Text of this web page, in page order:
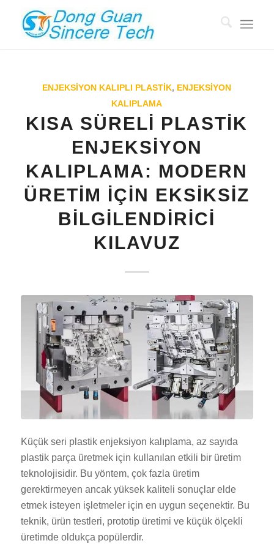
ENJEKSIYON KALIPLI PLASTIK, ENJEKSIYON
KALIPLAMA
KISA SÜRELI PLASTIK
ENJEKSIYON
KALIPLAMA: MODERN
ÜRETIM IÇIN EKSIKSIZ
BILGILENDIRICI
KILAVUZ
Küçük seri plastik enjeksiyon kalıplama, az sayıda
plastik parça üretmek için kullanılan etkili bir üretim
teknolojisidir. Bu yöntem, çok fazla üretim
gerektirmeyen ancak yüksek kaliteli sonuçlar elde
etmek isteyen işletmeler için en uygun seçenektir. Bu
teknik, ürün testleri, prototip üretimi ve küçük ölçekli
üretimde oldukça popülerdir.